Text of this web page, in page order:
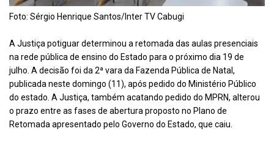
Foto: Sérgio Henrique Santos/Inter TV Cabugi
A Justiça potiguar determinou a retomada das aulas presenciais
na rede pública de ensino do Estado para o próximo dia 19 de
julho. A decisão foi da 2ª vara da Fazenda Pública de Natal,
publicada neste domingo (11), após pedido do Ministério Público
do estado. A Justiça, também acatando pedido do MPRN, alterou
o prazo entre as fases de abertura proposto no Plano de
Retomada apresentado pelo Governo do Estado, que caiu.